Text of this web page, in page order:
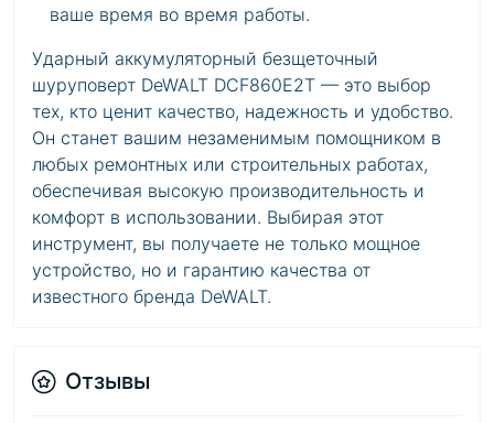
ваше время во время работы.
Ударный аккумуляторный безщеточный
шуруповерт DeWALT DCF860E2T — это выбор
тех, кто ценит качество, надежность и удобство.
Он станет вашим незаменимым помощником в
любых ремонтных или строительных работах,
обеспечивая высокую производительность и
комфорт в использовании. Выбирая этот
инструмент, вы получаете не только мощное
устройство, но и гарантию качества от
известного бренда DeWALT.
Отзывы